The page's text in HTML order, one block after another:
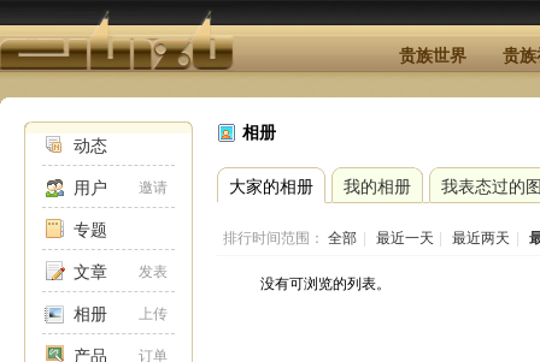
贵族世界 贵族
动态
用户 邀请
专题
文章 发表
相册 上传
产品 订单
相册
大家的相册 我的相册 我表态过的
排行时间范围： 全部 最近一天 最近两天
没有可浏览的列表。